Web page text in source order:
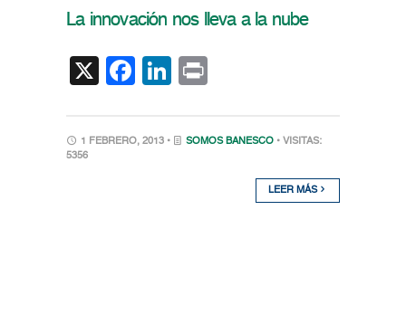
La innovación nos lleva a la nube
X Facebook
LinkedIn
1 FEBRERO, 2013 • SOMOS BANESCO • VISITAS:
5356
LEER MÁS